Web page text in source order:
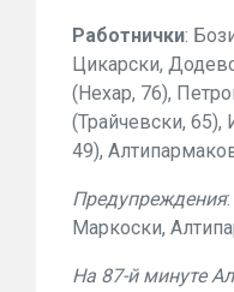
Работнички:
Цикарски,
(Нехар, 76),
(Трайчевски,
49),
Предупреждения
Маркоски,
На 87-й минуте